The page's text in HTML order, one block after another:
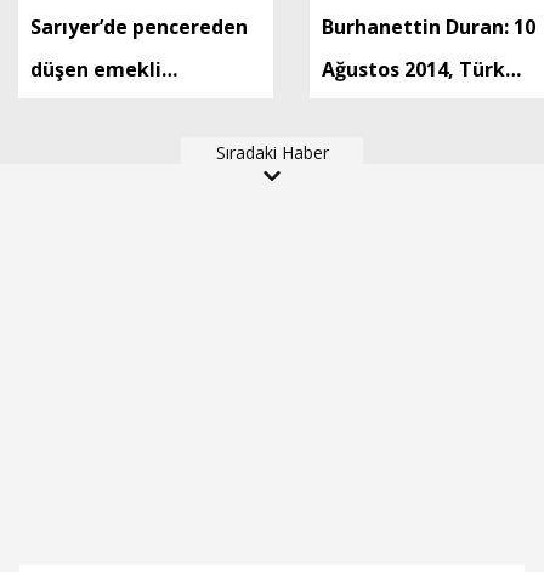
Sarıyer’de pencereden
düşen emekli
Burhanettin Duran: 10
Ağustos 2014, Türk
önemli dönüm
Sıradaki Haber